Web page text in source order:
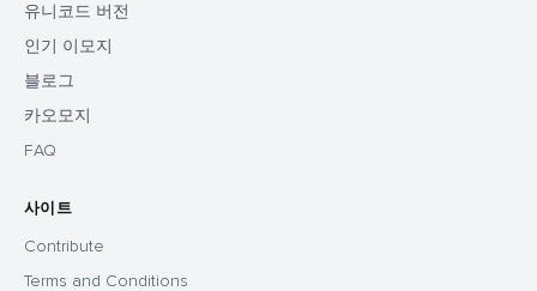
유니코드 버전
인기 이모지
블로그
카오모지
FAQ
사이트
Contribute
Terms and Conditions